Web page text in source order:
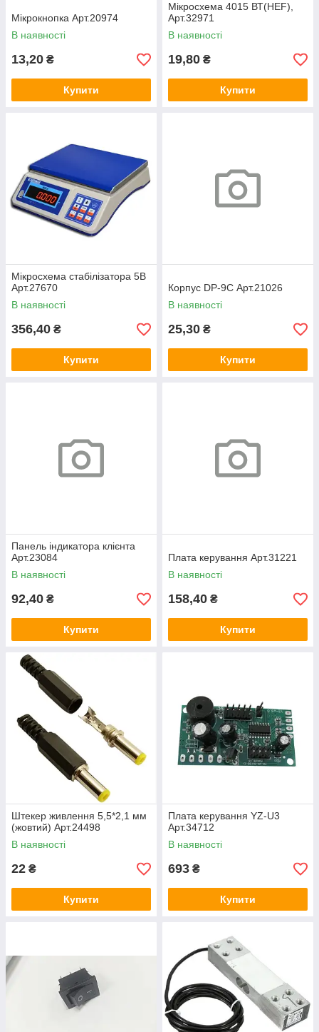
Мікрокнопка Арт.20974
В наявності
13,20 ₴
Купити
Мікросхема 4015 ВТ(НEF),
Арт.32971
В наявності
19,80 ₴
Купити
Мікросхема стабілізатора 5В
Арт.27670
В наявності
356,40 ₴
Купити
Корпус DP-9C Арт.21026
В наявності
25,30 ₴
Купити
Панель індикатора клієнта
Арт.23084
В наявності
92,40 ₴
Купити
Плата керування Арт.31221
В наявності
158,40 ₴
Купити
Штекер живлення 5,5*2,1 мм
(жовтий) Арт.24498
В наявності
22 ₴
Купити
Плата керування YZ-U3
Арт.34712
В наявності
693 ₴
Купити